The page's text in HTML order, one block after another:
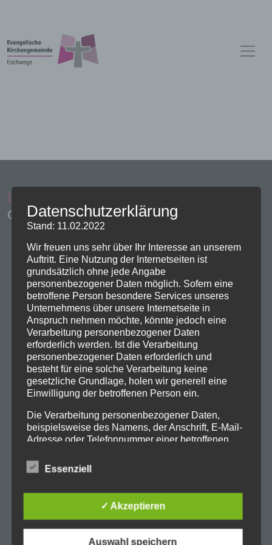
Impressum
Copyright Evangelische Kirchen Eschwege
Datenschutzerklärung
Stand: 11.02.2022
Wir freuen uns sehr über Ihr Interesse an unserem
Auftritt. Eine Nutzung der Internetseiten ist
grundsätzlich ohne jede Angabe
personenbezogener Daten möglich. Sofern eine
betroffene Person besondere Services unseres
Unternehmens über unsere Internetseite in
Anspruch nehmen möchte, könnte jedoch eine
Verarbeitung personenbezogener Daten
erforderlich werden. Ist die Verarbeitung
personenbezogener Daten erforderlich und
besteht für eine solche Verarbeitung keine
gesetzliche Grundlage, holen wir generell eine
Einwilligung der betroffenen Person ein.
Die Verarbeitung personenbezogener Daten,
beispielsweise des Namens, der Anschrift, E-Mail-
Adresse oder Telefonnummer einer betroffenen
Datenschutz-Grundverordnung und in
Übereinstimmung mit den für uns geltenden
Mittels dieser Datenschutzerklärung möchte unser
Unternehmen die Öffentlichkeit über Art, Umfang
verarbeiteten personenbezogenen Daten
Essenziell
✓ Akzeptieren
Auswahl speichern